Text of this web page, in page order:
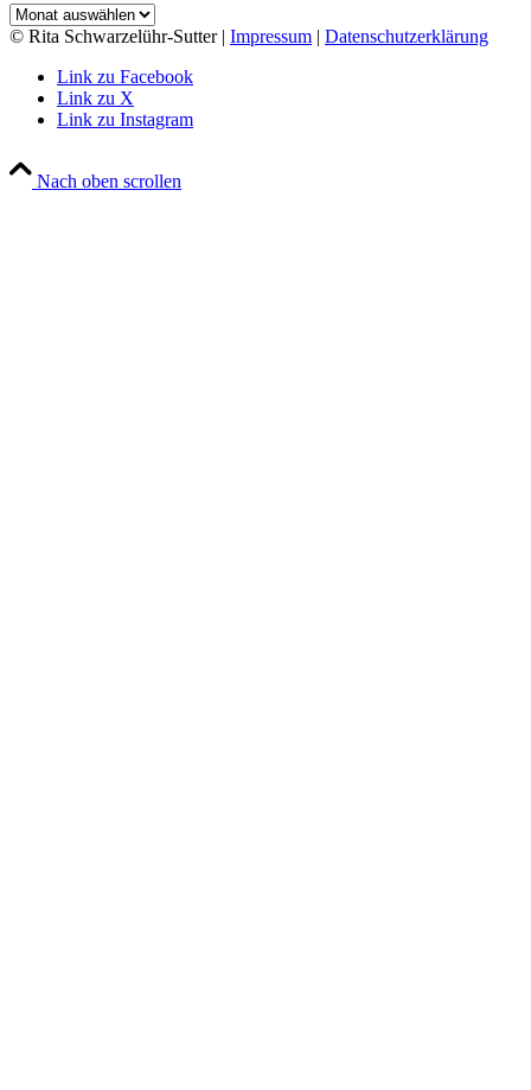
Archiv
© Rita Schwarzelühr-Sutter | Impressum | Datenschutzerklärung
Link zu Facebook
Link zu X
Link zu Instagram
Nach oben scrollen